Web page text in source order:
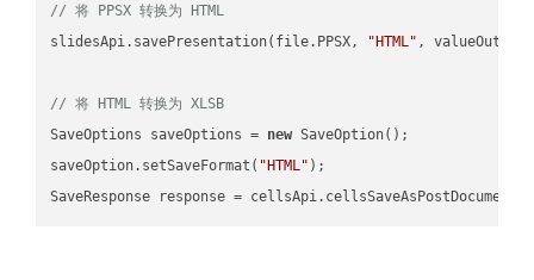
// 将 PPSX 转换为 HTML
slidesApi.savePresentation(file.PPSX,
"HTML" ,
// 将 HTML 转换为 XLSB
SaveOptions saveOptions = new SaveOption();
saveOption.setSaveFormat( "HTML" );
SaveResponse response =